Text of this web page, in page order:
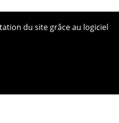
du site grâce au logiciel